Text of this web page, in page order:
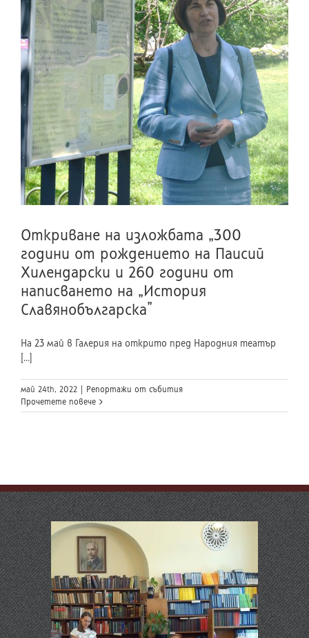
Откриване на изложбата „300
години от рождението на Паисий
Хилендарски и 260 години от
написването на „История
Славянобългарска”
На 23 май в Галерия на открито пред Народния театър
[...]
май 24th, 2022
Репортажи от събития
Прочетете повече